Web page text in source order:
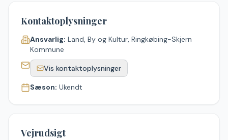
Kontaktoplysninger
Ansvarlig: Land, By og Kultur, Ringkøbing-Skjern
Kommune
Vis kontaktoplysninger
Sæson: Ukendt
Vejrudsigt